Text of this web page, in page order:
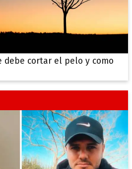
debe cortar el pelo y como